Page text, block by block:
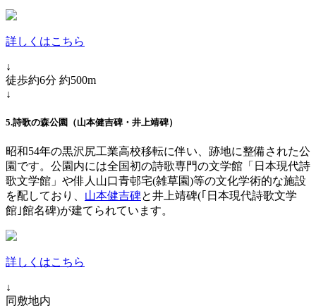
詳しくはこちら
↓
徒歩約6分 約500m
↓
5.詩歌の森公園（山本健吉碑・井上靖碑）
昭和54年の黒沢尻工業高校移転に伴い、跡地に整備された公
園です。公園内には全国初の詩歌専門の文学館「日本現代詩
歌文学館」や俳人山口青邨宅(雑草園)等の文化学術的な施設
を配しており、 山本健吉碑と井上靖碑(｢日本現代詩歌文学
館｣館名碑)が建てられています。
詳しくはこちら
↓
同敷地内